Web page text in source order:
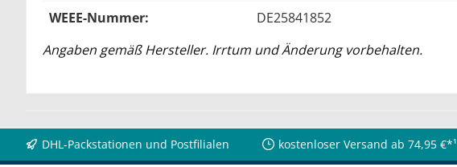
WEEE-Nummer:
DE25841852
Angaben gemäß Hersteller. Irrtum und Änderung vorbehalten.
DHL-Packstationen und Postfilialen kostenloser Versand ab 74,95 €*¹